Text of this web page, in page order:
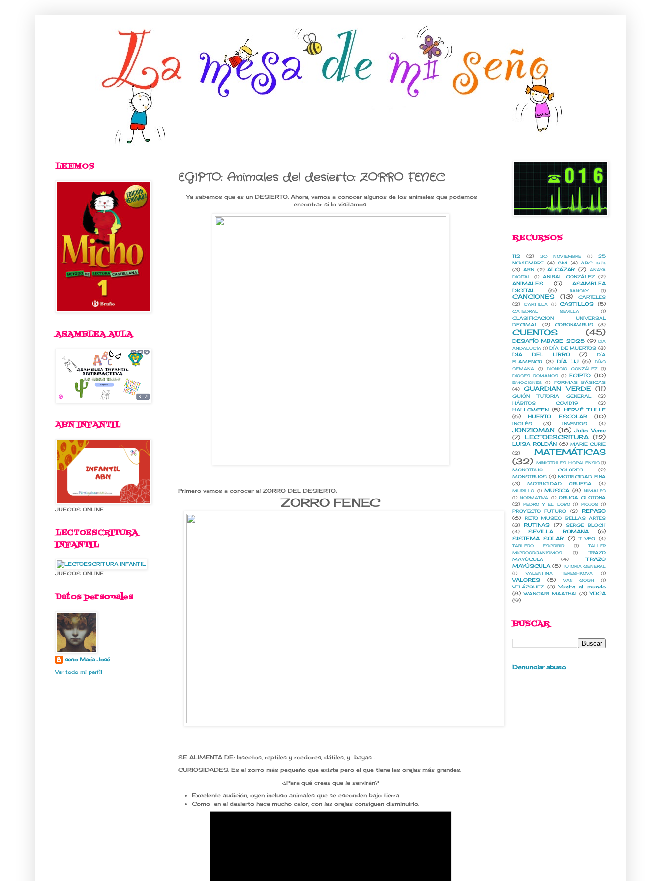
EGIPTO: Animales del desierto: ZORRO FENEC
Ya sabemos que es un DESIERTO. Ahora, vamos a conocer algunos de los animales que podemos
encontrar si lo visitamos.
Primero vamos a conocer al ZORRO DEL DESIERTO:
ZORRO FENEC
SE ALIMENTA DE: Insectos, reptiles y roedores, dátiles, y bayas .
CURIOSIDADES: Es el zorro más pequeño que existe pero el que tiene las orejas más grandes.
¿Para qué crees que le servirán?
Excelente audición, oyen incluso animales que se esconden bajo tierra.
Como en el desierto hace mucho calor, con las orejas consiguen disminuirlo.
LEEMOS
ASAMBLEA AULA
ABN INFANTIL
JUEGOS ONLINE
LECTOESCRITURA
INFANTIL
JUEGOS ONLINE
Datos personales
seño María José
Ver todo mi perfil
RECURSOS
112 (2) 20 NOVIEMBRE (1)
25
NOVIEMBRE
(4) 8M (4)
ABC aula
(3) ABN (2) ALCÁZAR (7)
ANAYA
DIGITAL
(1) ANIBAL GONZÁLEZ (2)
ANIMALES (5)
ASAMBLEA
DIGITAL
(6) BANSKY (1)
CANCIONES (13)
CARTELES
(2)
CARTILLA (1) CASTILLOS (5)
CATEDRAL SEVILLA (1)
CLASIFICACION UNIVERSAL
DECIMAL
(2) CORONAVIRUS (3)
CUENTOS (45)
DESAFÍO MBASE 2025 (9) DÍA
ANDALUCÍA (1) DÍA DE MUERTOS (3)
DÍA DEL LIBRO (7)
DÍA
FLAMENCO
(3) DÍA LIJ (6)
DÍAS
SEMANA
(1) DIONISIO GONZÁLEZ
(1)
DIOSES ROMANOS (1) EGIPTO (10)
EMOCIONES (1)
FORMAS BÁSICAS
(4)
GUARDIAN VERDE (11)
GUIÓN TUTORIA GENERAL
(2)
HÁBITOS COVID19
(2)
HALLOWEEN (5) HERVÉ TULLE
(6)
HUERTO ESCOLAR (10)
INGLÉS (3) INVENTOS (4)
JONZIOMAN (16) Julio Verne
(7)
LECTOESCRITURA (12)
LUISA ROLDÁN (6) MARIE CURIE
(2)
MATEMÁTICAS
(32)
MINISTRILES HISPALENSIS (1)
MONSTRUO COLORES
(2)
MONSTRUOS (4) MOTRICIDAD FINA
(3)
MOTRICIDAD GRUESA (4)
MURILLO (1) MUSICA (8)
NIMALES
(1) NORMATIVA (1) ORUGA GLOTONA
(2)
PEDRO Y EL LOBO (1) PIOJOS (1)
PROYECTO FUTURO (2)
REPASO
(6)
RETO MUSEO BELLAS ARTES
(3)
RUTINAS (7)
SERGE BLOCH
(4)
SEVILLA ROMANA
(6)
SISTEMA SOLAR
(7) T VEO (4)
TABLERO ESCRIBIR (1)
TALLER
MICROORGANISMOS
(1)
TRAZO
MAYÚCULA
(4)
TRAZO
MAYÚSCULA (5) TUTORÍA GENERAL
(1)
VALENTINA TERESHKOVA (1)
VALORES (5) VAN GOGH (1)
VELÁZQUEZ (3)
Vuelta al mundo
(8) WANGARI MAATHAI (3) YOGA
(9)
BUSCAR
Denunciar abuso